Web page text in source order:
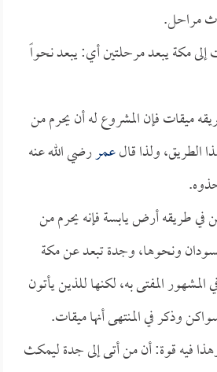
مراحل.
مكة يبعد مرحلتين أي: يبعد نحواً
ميقات فإن المشروع له أن يحرم من
الطريق، ولذا قالعمررضي الله عنه
في طريقه أرض يابسة فإنه يحرم من
ونحوها، وجدة تبعد عن مكة
المفتى به، لكنها للذين يأتون
وذكر في المنتهى أنها ميقات.
فيه قوة: أن من أتى إلى جدة ليمكث